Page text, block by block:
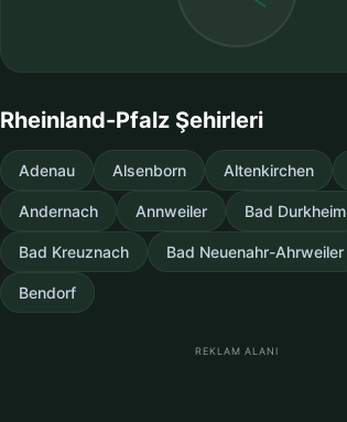
Rheinland-Pfalz Şehirleri
Adenau Alsenborn Altenkirchen
Andernach Annweiler Bad Durkheim
Bad Kreuznach Bad Neuenahr-Ahrweiler
Bendorf
REKLAM ALANI